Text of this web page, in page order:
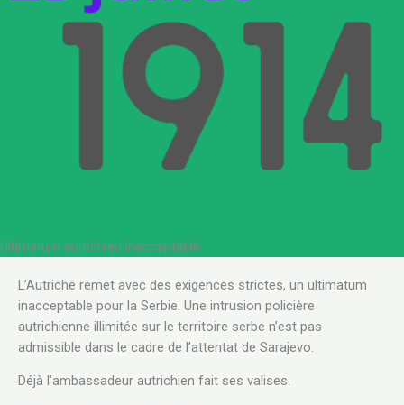
Ultimatum autrichien inacceptable
L’Autriche remet avec des exigences strictes, un ultimatum
inacceptable pour la Serbie. Une intrusion policière
autrichienne illimitée sur le territoire serbe n’est pas
admissible dans le cadre de l’attentat de Sarajevo.
Déjà l’ambassadeur autrichien fait ses valises.